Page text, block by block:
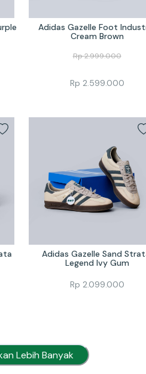
Adidas Gazelle Foot
Cream Brown
Rp2.999.000
Rp 2.599.000
Adidas Gazelle Sand
Legend Ivy Gum
Rp 2.099.000
Lebih Banyak